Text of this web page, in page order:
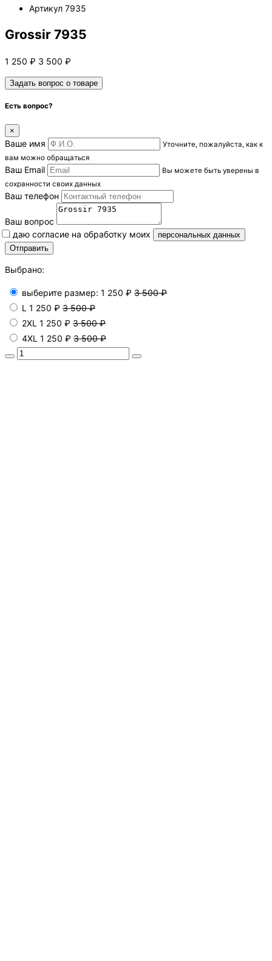
Артикул 7935
Grossir 7935
1 250 ₽ 3 500 ₽
Задать вопрос о товаре
Есть вопрос?
×
Ваше имя
Уточните, пожалуйста, как к
вам можно обращаться
Ваш Email
Вы можете быть уверены в
сохранности своих данных
Ваш телефон
Ваш вопрос
Я даю согласие на обработку моих
персональных данных
Выбрано:
выберите размер: 1 250 ₽ 3 500 ₽
L 1 250 ₽ 3 500 ₽
2XL 1 250 ₽ 3 500 ₽
4XL 1 250 ₽ 3 500 ₽